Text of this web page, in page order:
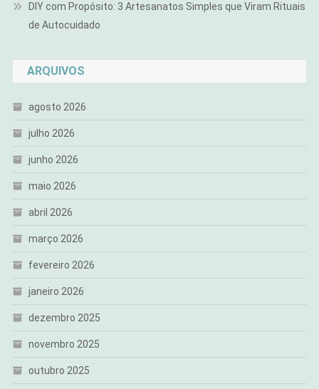
DIY com Propósito: 3 Artesanatos Simples que Viram Rituais
de Autocuidado
ARQUIVOS
agosto 2026
julho 2026
junho 2026
maio 2026
abril 2026
março 2026
fevereiro 2026
janeiro 2026
dezembro 2025
novembro 2025
outubro 2025